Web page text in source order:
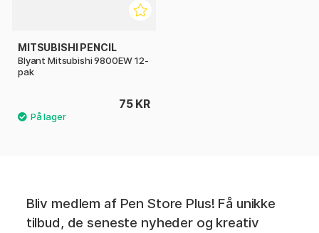
MITSUBISHI PENCIL
Blyant Mitsubishi 9800EW 12-
pak
75 KR
Bliv medlem af Pen Store Plus! Få unikke
tilbud, de seneste nyheder og kreativ